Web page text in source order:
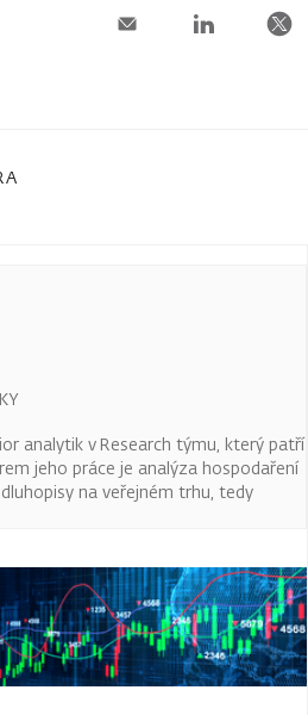
analytik v Research týmu, který patří
jeho práce je analýza hospodaření
na veřejném trhu, tedy